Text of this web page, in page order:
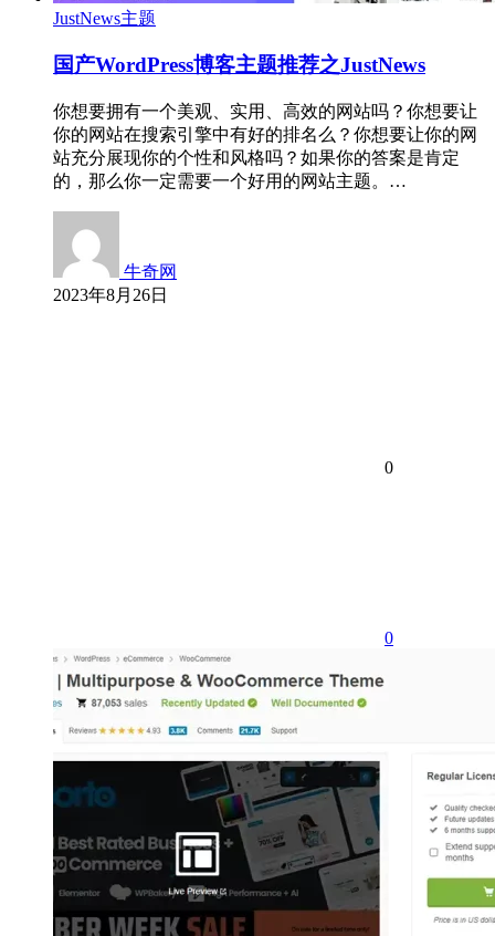
JustNews主题
国产WordPress博客主题推荐之JustNews
你想要拥有一个美观、实用、高效的网站吗？你想要让
你的网站在搜索引擎中有好的排名么？你想要让你的网
站充分展现你的个性和风格吗？如果你的答案是肯定
的，那么你一定需要一个好用的网站主题。…
牛奇网
2023年8月26日
0
0